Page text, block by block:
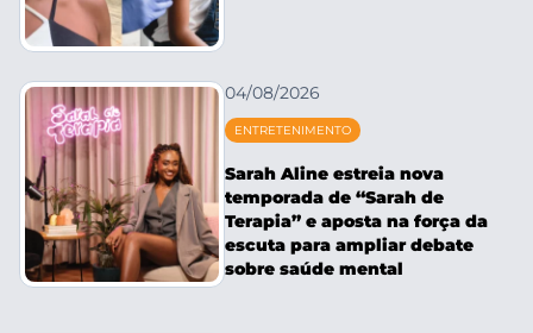
04/08/2026
ENTRETENIMENTO
Sarah Aline estreia nova
temporada de “Sarah de
Terapia” e aposta na força da
escuta para ampliar debate
sobre saúde mental